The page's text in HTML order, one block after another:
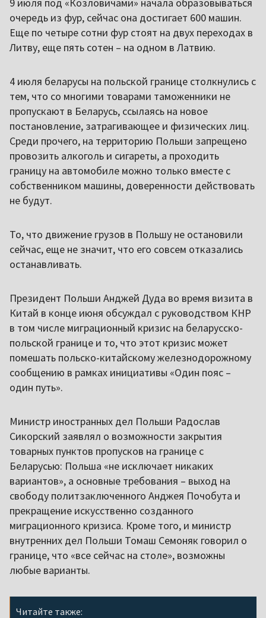
очередь из фур, сейчас она достигает 600 машин.
Еще по четыре сотни фур стоят на двух переходах в
Литву, еще пять сотен – на одном в Латвию.
4 июля беларусы на польской границе столкнулись с
тем, что со многими товарами таможенники не
пропускают в Беларусь, ссылаясь на новое
постановление, затрагивающее и физических лиц.
Среди прочего, на территорию Польши запрещено
провозить алкоголь и сигареты, а проходить
границу на автомобиле можно только вместе с
собственником машины, доверенности действовать
не будут.
То, что движение грузов в Польшу не остановили
сейчас, еще не значит, что его совсем отказались
останавливать.
Президент Польши Анджей Дуда во время визита в
Китай в конце июня обсуждал с руководством КНР
в том числе миграционный кризис на беларусско-
польской границе и то, что этот кризис может
помешать польско-китайскому железнодорожному
сообщению в рамках инициативы «Один пояс –
один путь».
Министр иностранных дел Польши Радослав
Сикорский заявлял о возможности закрытия
товарных пунктов пропусков на границе с
Беларусью: Польша «не исключает никаких
вариантов», а основные требования – выход на
свободу политзаключенного Анджея Почобута и
прекращение искусственно созданного
миграционного кризиса. Кроме того, и министр
внутренних дел Польши Томаш Семоняк говорил о
границе, что «все сейчас на столе», возможны
любые варианты.
Читайте также: